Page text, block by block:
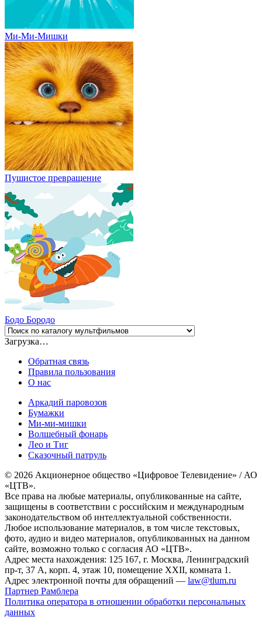
Ми-Ми-Мишки
Пушистое превращение
Бодо Бородо
Загрузка…
Обратная связь
Правила пользования
О нас
Аркадий паровозов
Бумажки
Ми-ми-мишки
Волшебный фонарь
Лео и Тиг
Сказочный патруль
© 2026 Акционерное общество «Цифровое Телевидение» / АО
«ЦТВ».
Все права на любые материалы, опубликованные на сайте,
защищены в соответствии с российским и международным
законодательством об интеллектуальной собственности.
Любое использование материалов, в том числе текстовых,
фото, аудио и видео материалов, опубликованных на данном
сайте, возможно только с согласия АО «ЦТВ».
Адрес места нахождения: 125 167, г. Москва, Ленинградский
пр-т, 37 А, корп. 4, этаж 10, помещение XXII, комната 1.
Адрес электронной почты для обращений — law@tlum.ru
Партнер Рамблера
Политика оператора в отношении обработки персональных
данных